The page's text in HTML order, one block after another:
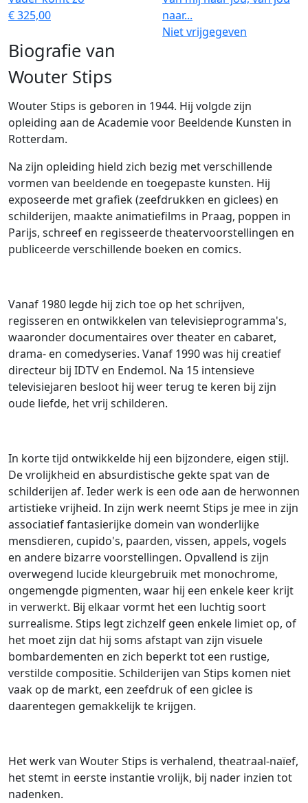
€ 325,00
naar...
Niet vrijgegeven
Biografie van
Wouter Stips
Wouter Stips is geboren in 1944. Hij volgde zijn
opleiding aan de Academie voor Beeldende Kunsten in
Rotterdam.
Na zijn opleiding hield zich bezig met verschillende
vormen van beeldende en toegepaste kunsten. Hij
exposeerde met grafiek (zeefdrukken en giclees) en
schilderijen, maakte animatiefilms in Praag, poppen in
Parijs, schreef en regisseerde theatervoorstellingen en
publiceerde verschillende boeken en comics.
Vanaf 1980 legde hij zich toe op het schrijven,
regisseren en ontwikkelen van televisieprogramma's,
waaronder documentaires over theater en cabaret,
drama- en comedyseries. Vanaf 1990 was hij creatief
directeur bij IDTV en Endemol. Na 15 intensieve
televisiejaren besloot hij weer terug te keren bij zijn
oude liefde, het vrij schilderen.
In korte tijd ontwikkelde hij een bijzondere, eigen stijl.
De vrolijkheid en absurdistische gekte spat van de
schilderijen af. Ieder werk is een ode aan de herwonnen
artistieke vrijheid. In zijn werk neemt Stips je mee in zijn
associatief fantasierijke domein van wonderlijke
mensdieren, cupido's, paarden, vissen, appels, vogels
en andere bizarre voorstellingen. Opvallend is zijn
overwegend lucide kleurgebruik met monochrome,
ongemengde pigmenten, waar hij een enkele keer krijt
in verwerkt. Bij elkaar vormt het een luchtig soort
surrealisme. Stips legt zichzelf geen enkele limiet op, of
het moet zijn dat hij soms afstapt van zijn visuele
bombardementen en zich beperkt tot een rustige,
verstilde compositie. Schilderijen van Stips komen niet
vaak op de markt, een zeefdruk of een giclee is
daarentegen gemakkelijk te krijgen.
Het werk van Wouter Stips is verhalend, theatraal-naïef,
het stemt in eerste instantie vrolijk, bij nader inzien tot
nadenken.